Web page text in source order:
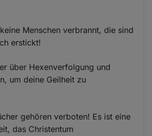
Menschen verbrannt, die sind
erstickt!
über Hexenverfolgung und
um deine Geilheit zu
gehören verboten! Es ist eine
das Christentum